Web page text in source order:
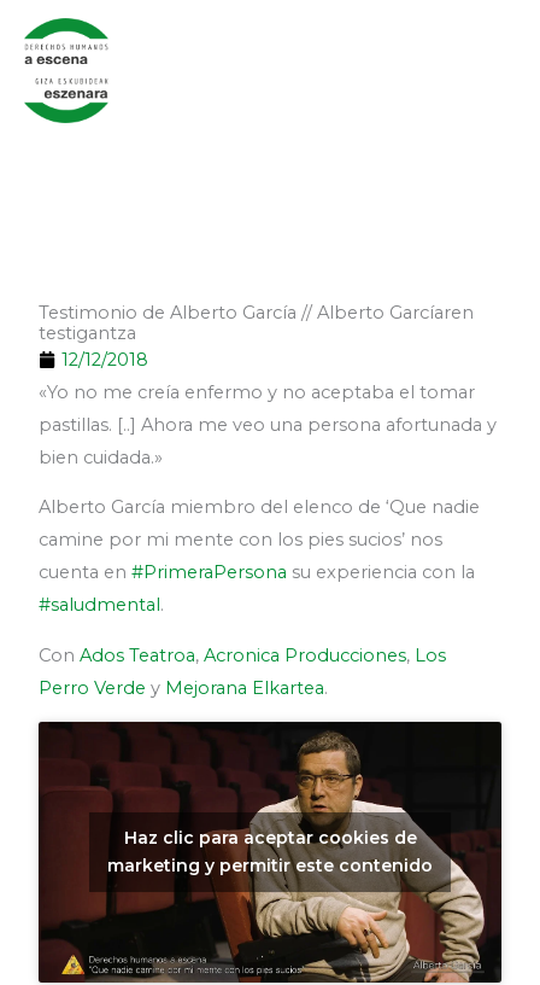
contenido
Testimonio de Alberto García // Alberto Garcíaren
testigantza
12/12/2018
«Yo no me creía enfermo y no aceptaba el tomar
pastillas. [..] Ahora me veo una persona afortunada y
bien cuidada.»
Alberto García miembro del elenco de ‘Que nadie
camine por mi mente con los pies sucios’ nos
cuenta en#PrimeraPersona su experiencia con la
#saludmental.
ConAdos Teatroa,Acronica Producciones, Los
Perro Verde y Mejorana Elkartea.
Haz clic para aceptar cookies de
marketing y permitir este contenido